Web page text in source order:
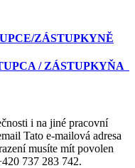
ZÁSTUPKYNĚ
/ ZÁSTUPKYŇA
i na jiné pracovní
Tato e-mailová adresa
musíte mít povolen
737 283 742.